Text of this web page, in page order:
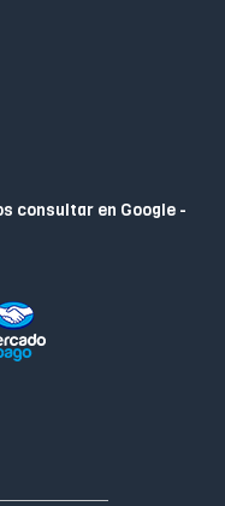
consultar en Google -